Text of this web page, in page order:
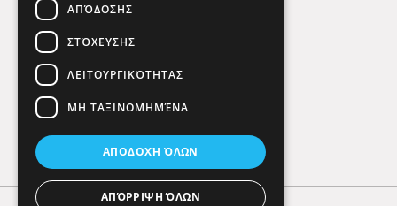
ΑΠΌΔΟΣΗΣ
ΣΤΌΧΕΥΣΗΣ
ΛΕΙΤΟΥΡΓΙΚΌΤΗΤΑΣ
ΜΗ ΤΑΞΙΝΟΜΗΜΈΝΑ
ΑΠΟΔΟΧΉ ΌΛΩΝ
ΑΠΌΡΡΙΨΗ ΌΛΩΝ